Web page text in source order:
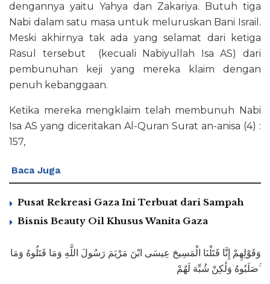
dengannya yaitu Yahya dan Zakariya. Butuh tiga
Nabi dalam satu masa untuk meluruskan Bani Israil.
Meski akhirnya tak ada yang selamat dari ketiga
Rasul tersebut (kecuali Nabiyullah Isa AS) dari
pembunuhan keji yang mereka klaim dengan
penuh kebanggaan.
Ketika mereka mengklaim telah membunuh Nabi
Isa AS yang diceritakan Al-Quran Surat an-anisa (4) :
157,
Baca Juga
Pusat Rekreasi Gaza Ini Terbuat dari Sampah
Bisnis Beauty Oil Khusus Wanita Gaza
وَقَوْلِهِمْ إِنَّا قَتَلْنَا الْمَسِيحَ عِيسَى ابْنَ مَرْيَمَ رَسُولَ اللَّهِ وَمَا قَتَلُوهُ وَمَا
صَلَبُوهُ وَلَٰكِنْ شُبِّهَ لَهُمْ ۚ